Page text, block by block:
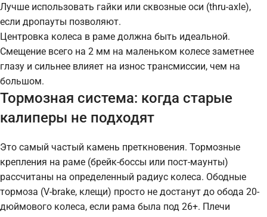
Лучше использовать гайки или сквозные оси (thru-axle),
если дропауты позволяют.
Центровка колеса в раме должна быть идеальной.
Смещение всего на 2 мм на маленьком колесе заметнее
глазу и сильнее влияет на износ трансмиссии, чем на
большом.
Тормозная система: когда старые
калиперы не подходят
Это самый частый камень преткновения. Тормозные
крепления на раме (брейк-боссы или пост-маунты)
рассчитаны на определенный радиус колеса. Ободные
тормоза (V-brake, клещи) просто не достанут до обода 20-
дюймового колеса, если рама была под 26+. Плечи